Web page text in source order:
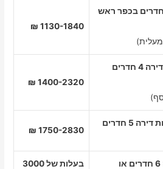
מחירון של מעבר דירה 3 חדרים בכפר ראש
1130-1840 ₪
כמה עולה שירות הובלות דירה 4 חדרים
1400-2320 ₪
מה מחיר של שירות הובלות דירה 5 חדרים
1750-2830 ₪
מחיר שירות הובלות דירה 6 חדרים או
בעלות של 3000